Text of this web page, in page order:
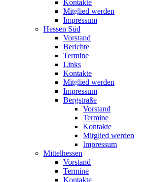
Kontakte
Mitglied werden
Impressum
Hessen Süd
Vorstand
Berichte
Termine
Links
Kontakte
Mitglied werden
Impressum
Bergstraße
Vorstand
Termine
Kontakte
Mitglied werden
Impressum
Mittelhessen
Vorstand
Termine
Kontakte